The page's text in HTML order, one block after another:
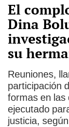
El
Dina
su
Reuniones,
participación
formas en las
ejecutado
justicia,